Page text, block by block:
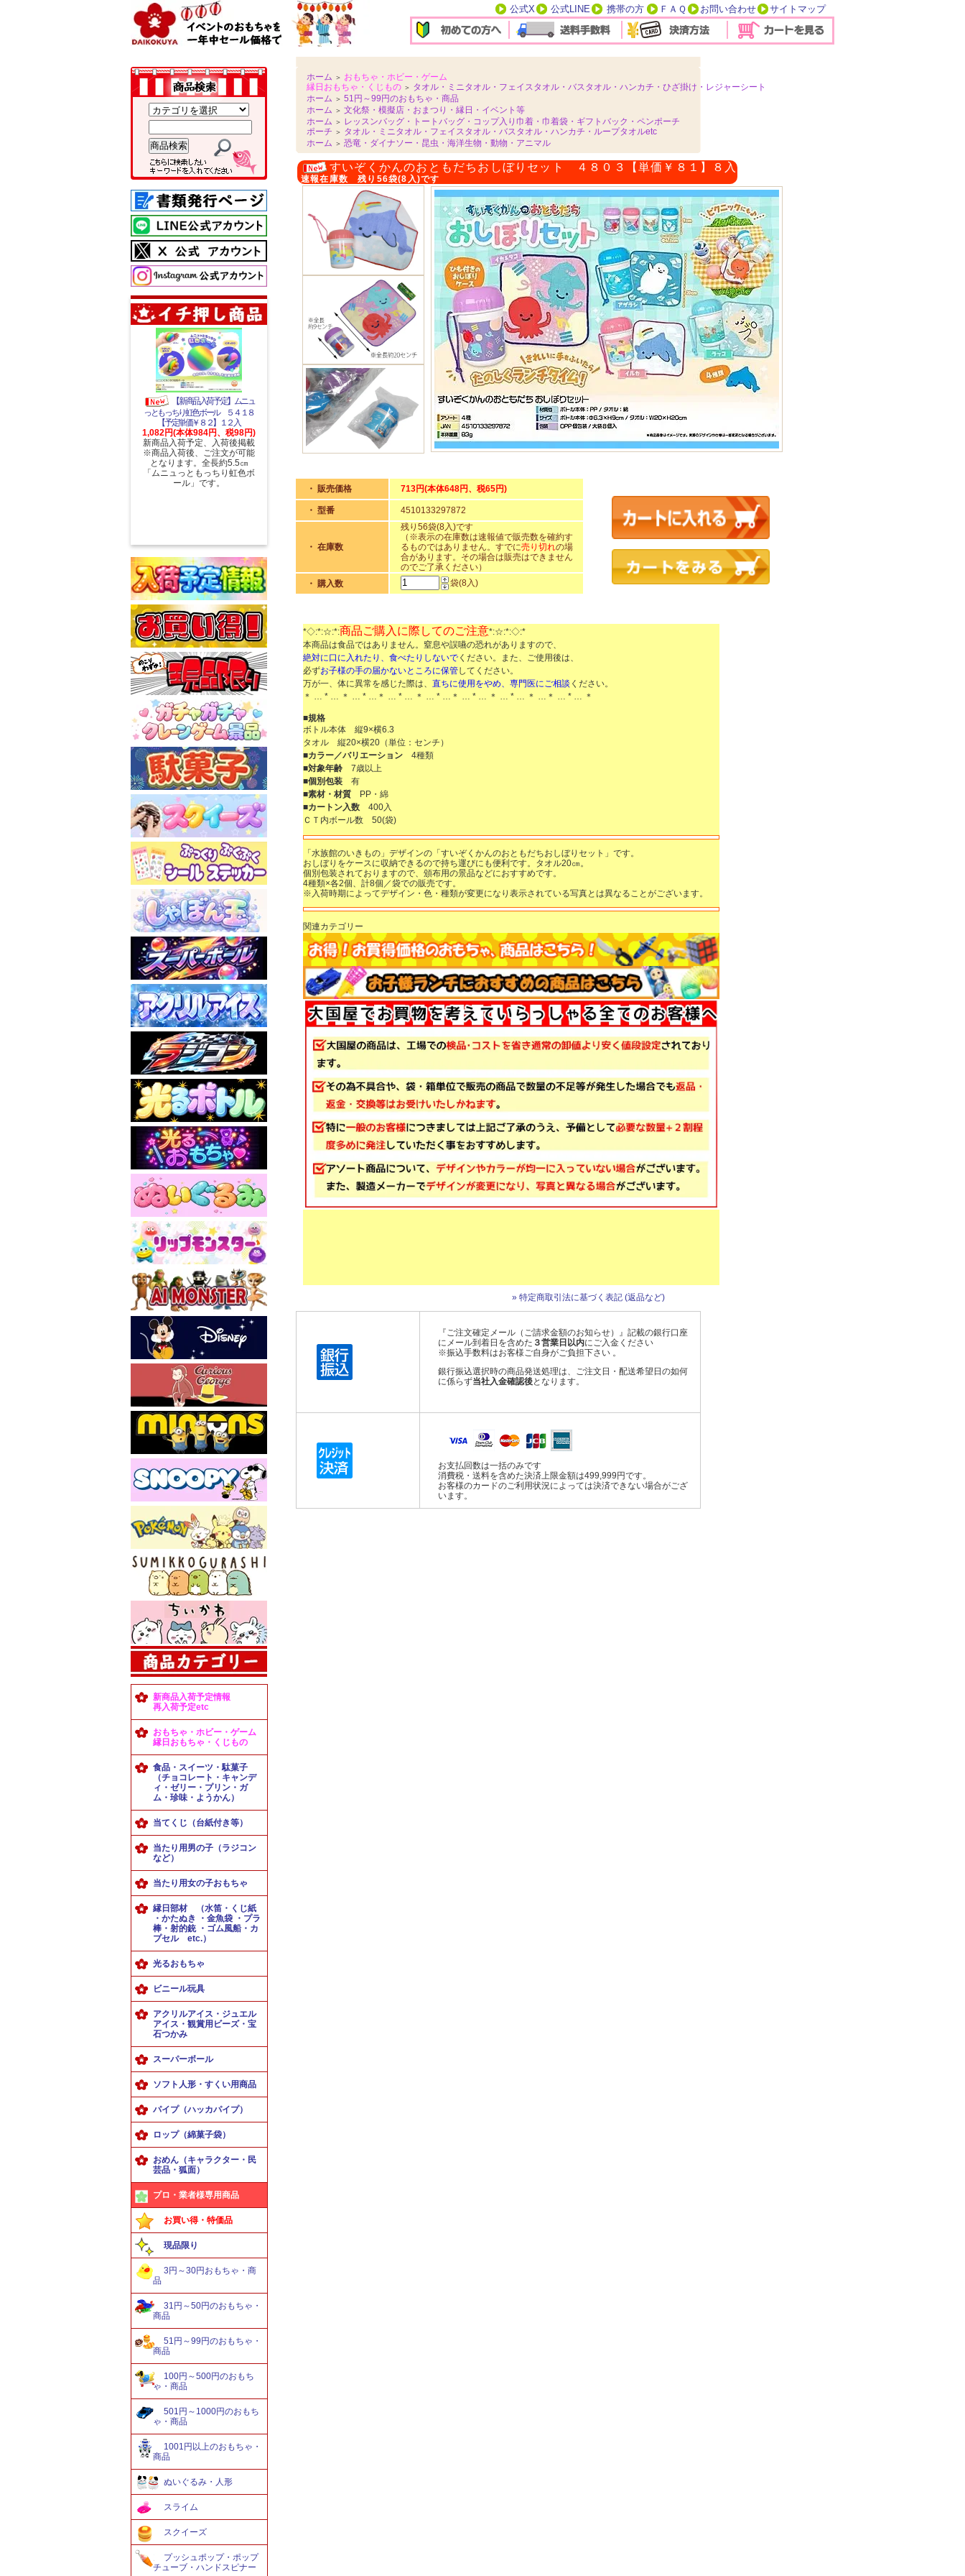
公式X 公式LINE 携帯の方 ＦＡＱ お問い合わせ サイトマップ
【新商品入荷予定】ムニュ
っともっちり虹色ボール ５４１８
【予定単価￥８２】１２入
1,082円(本体984円、税98円)
新商品入荷予定、入荷後掲載
※商品入荷後、ご注文が可能
となります。全長約5.5㎝
「ムニュっともっちり虹色ボ
ール」です。
新商品入荷予定情報
再入荷予定etc
おもちゃ・ホビー・ゲーム
縁日おもちゃ・くじもの
食品・スイーツ・駄菓子
（チョコレート・キャンデ
ィ・ゼリー・プリン・ガ
ム・珍味・ようかん）
当てくじ（台紙付き等）
当たり用男の子（ラジコン
など）
当たり用女の子おもちゃ
縁日部材 （水笛・くじ紙
・かたぬき ・金魚袋 ・プラ
棒・射的銃 ・ゴム風船・カ
プセル etc.）
光るおもちゃ
ビニール玩具
アクリルアイス・ジュエル
アイス・観賞用ビーズ・宝
石つかみ
スーパーボール
ソフト人形・すくい用商品
パイプ（ハッカパイプ）
ロップ（綿菓子袋）
おめん（キャラクター・民
芸品・狐面）
プロ・業者様専用商品
お買い得・特価品
現品限り
3円～30円おもちゃ・商
品
31円～50円のおもちゃ・
商品
51円～99円のおもちゃ・
商品
100円～500円のおもち
ゃ・商品
501円～1000円のおもち
ゃ・商品
1001円以上のおもちゃ・
商品
ぬいぐるみ・人形
スライム
スクイーズ
プッシュポップ・ポップ
チューブ・ハンドスピナー
ホーム ＞ おもちゃ・ホビー・ゲーム
縁日おもちゃ・くじもの ＞ タオル・ミニタオル・フェイスタオル・バスタオル・ハンカチ・ひざ掛け・レジャーシート
ホーム ＞ 51円～99円のおもちゃ・商品
ホーム ＞ 文化祭・模擬店・おまつり・縁日・イベント等
ホーム ＞ レッスンバッグ・トートバッグ・コップ入り巾着・巾着袋・ギフトバック・ペンポーチ
ポーチ ＞ タオル・ミニタオル・フェイスタオル・バスタオル・ハンカチ・ループタオルetc
ホーム ＞ 恐竜・ダイナソー・昆虫・海洋生物・動物・アニマル
すいぞくかんのおともだちおしぼりセット ４８０３【単価￥８１】８入
速報在庫数 残り56袋(8入)です
・ 販売価格 713円(本体648円、税65円)
・ 型番 4510133297872
・ 在庫数
残り56袋(8入)です
（※表示の在庫数は速報値で販売数を確約す
るものではありません。すでに売り切れの場
合があります。その場合は販売はできません
のでご了承ください）
・ 購入数
袋(8入)
*◇:*:☆:*:商品ご購入に際してのご注意*:☆:*:◇:*
本商品は食品ではありません。窒息や誤嚥の恐れがありますので、
絶対に口に入れたり、食べたりしないで ください。また、ご使用後は、
必ずお子様の手の届かないところに保管してください。
万が一、体に異常を感じた際は、 直ちに使用をやめ、専門医にご相談 ください。
＊ … * … ＊ … * …＊ … * … ＊ … * …＊ … * … ＊ … * … ＊ …＊ … * … ＊
■規格
ボトル本体 縦9×横6.3
タオル 縦20×横20（単位：センチ）
■カラー／バリエーション 4種類
■対象年齢 7歳以上
■個別包装 有
■素材・材質 PP・綿
■カートン入数 400入
ＣＴ内ボール数 50(袋)
「水族館のいきもの」デザインの「すいぞくかんのおともだちおしぼりセット」です。
おしぼりをケースに収納できるので持ち運びにも便利です。タオル20㎝。
個別包装されておりますので、頒布用の景品などにおすすめです。
4種類×各2個、計8個／袋での販売です。
※入荷時期によってデザイン・色・種類が変更になり表示されている写真とは異なることがございます。
関連カテゴリー
» 特定商取引法に基づく表記 (返品など)
『ご注文確定メール（ご請求金額のお知らせ）』記載の銀行口座
にメール到着日を含めた ３営業日以内にご入金ください
※振込手数料はお客様ご自身がご負担下さい 。
銀行振込選択時の商品発送処理は、ご注文日・配送希望日の如何
に係らず当社入金確認後となります。
お支払回数は一括のみです
消費税・送料を含めた決済上限金額は499,999円です。
お客様のカードのご利用状況によっては決済できない場合がござ
います。